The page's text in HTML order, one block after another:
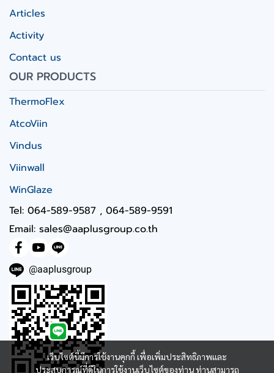
เว็บไซต์นี้มีการใช้งานคุกกี้ เพื่อเพิ่มประสิทธิภาพและ
ประสบการณ์ที่ดีในการใช้งานเว็บไซต์ของท่าน ท่านสามารถ
Articles
Activity
Contact us
OUR PRODUCTS
ThermoFlex
AtcoViin
Vindus
Viinwall
WinGlaze
Tel: 064-589-9587 , 064-589-9591
Email: sales@aaplusgroup.co.th
@aaplusgroup